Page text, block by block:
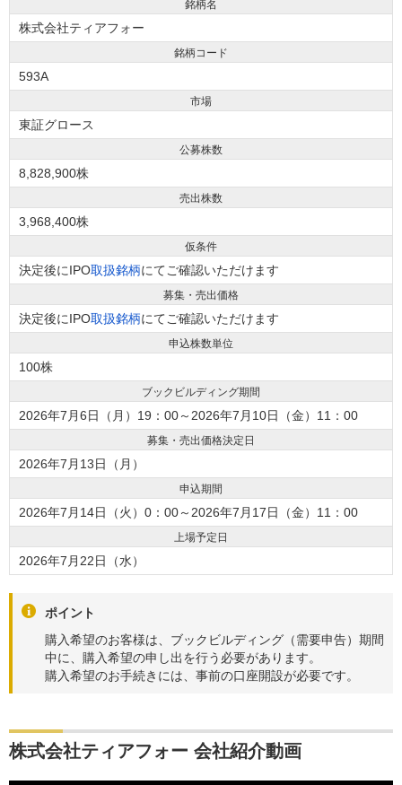
銘柄名
株式会社ティアフォー
銘柄コード
593A
市場
東証グロース
公募株数
8,828,900株
売出株数
3,968,400株
仮条件
決定後にIPO取扱銘柄にてご確認いただけます
募集・売出価格
決定後にIPO取扱銘柄にてご確認いただけます
申込株数単位
100株
ブックビルディング期間
2026年7月6日（月）19：00～2026年7月10日（金）11：00
募集・売出価格決定日
2026年7月13日（月）
申込期間
2026年7月14日（火）0：00～2026年7月17日（金）11：00
上場予定日
2026年7月22日（水）
ポイント
購入希望のお客様は、ブックビルディング（需要申告）期間
中に、購入希望の申し出を行う必要があります。
購入希望のお手続きには、事前の口座開設が必要です。
株式会社ティアフォー 会社紹介動画